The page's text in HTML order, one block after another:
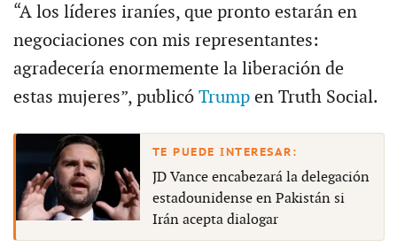
“A los líderes iraníes, que pronto estarán en
negociaciones con mis representantes:
agradecería enormemente la liberación de
estas mujeres”, publicó Trump en Truth Social.
JD Vance encabezará la delegación
estadounidense en Pakistán si
Irán acepta dialogar